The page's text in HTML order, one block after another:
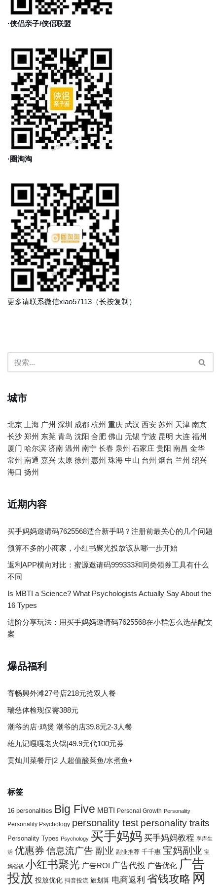
·侠侣亲子/侠侣联盟
·圈淘淘
更多请联系微信xiao57113（长按复制）
城市
北京 上海 广州 深圳 成都 杭州 重庆 武汉 西安 苏州 天津 南京
长沙 郑州 东莞 青岛 沈阳 合肥 佛山 无锡 宁波 昆明 大连 福州
厦门 哈尔滨 济南 温州 南宁 长春 泉州 石家庄 贵阳 南昌 金华
常州 南通 嘉兴 太原 徐州 惠州 珠海 中山 台州 烟台 兰州 绍兴
海口 扬州
近期内容
买手妈妈邀请码7625568适合新手吗？注册前最关心的几个问题
预算不多的小商家，小红书聚光投放该从哪一步开始
返利APP横向对比：蜜源邀请码999333和同类领券工具有什么
不同
Is MBTI a Science? What Psychologists Actually Say About the
16 Types
进阶分享玩法：用买手妈妈邀请码7625568在小群怎么选品配文
案
爆品福利
寄畅興外滩27号店218元抢双人餐
瑞慈体检现仅需388元
潮爷的店·鸡煲 潮爷的店39.8元2-3人餐
雄九记嘎嘎老火锅|49.9元代100元券
贡灿川菜餐厅|2 人超值酸菜鱼/水煮鱼+
标签
16 personalities Big Five MBTI Personal Growth Personality
Personality Psychology personality test personality traits
Personality Types Psychology 买手妈妈 买手妈妈教程 享库生
活 优惠券 信息流广告副业 副业推荐 千千惠 宝妈副业 宝
妈省钱 小红书聚光 广告ROI 广告代投 广告优化 广告
投放 投放优化 抖音投流 旅划算 电商返利 省钱攻略 网